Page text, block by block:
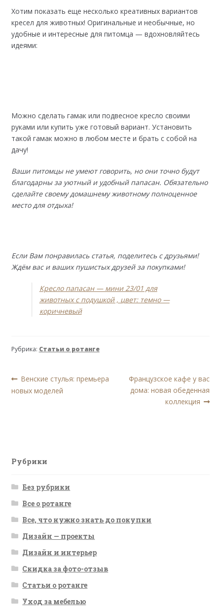
Хотим показать еще несколько креативных вариантов
кресел для животных! Оригинальные и необычные, но
удобные и интересные для питомца — вдохновляйтесь
идеями:
Можно сделать гамак или подвесное кресло своими
руками или купить уже готовый вариант. Установить
такой гамак можно в любом месте и брать с собой на
дачу!
Ваши питомцы не умеют говорить, но они точно будут
благодарны за уютный и удобный папасан. Обязательно
сделайте своему домашнему животному полноценное
место для отдыха!
Если Вам понравилась статья, поделитесь с друзьями!
Ждём вас и ваших пушистых друзей за покупками!
Кресло папасан — мини 23/01 для
животных с подушкой , цвет: темно —
коричневый
Рубрика: Статьи о ротанге
Навигация
по
Предыдущая
запись:
Венские стулья: премьера
новых моделей
Следующая
запись:
Французское кафе у вас
дома: новая обеденная
коллекция
Рубрики
Без рубрики
Все о ротанге
Все, что нужно знать до покупки
Дизайн — проекты
Дизайн и интерьер
Скидка за фото-отзыв
Статьи о ротанге
Уход за мебелью